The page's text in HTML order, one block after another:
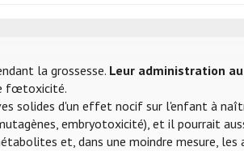
la grossesse. Leur administration
fœtoxicité.
solides d'un effet nocif sur l'enfant à
embryotoxicité), et il pourrait
et, dans une moindre mesure, les